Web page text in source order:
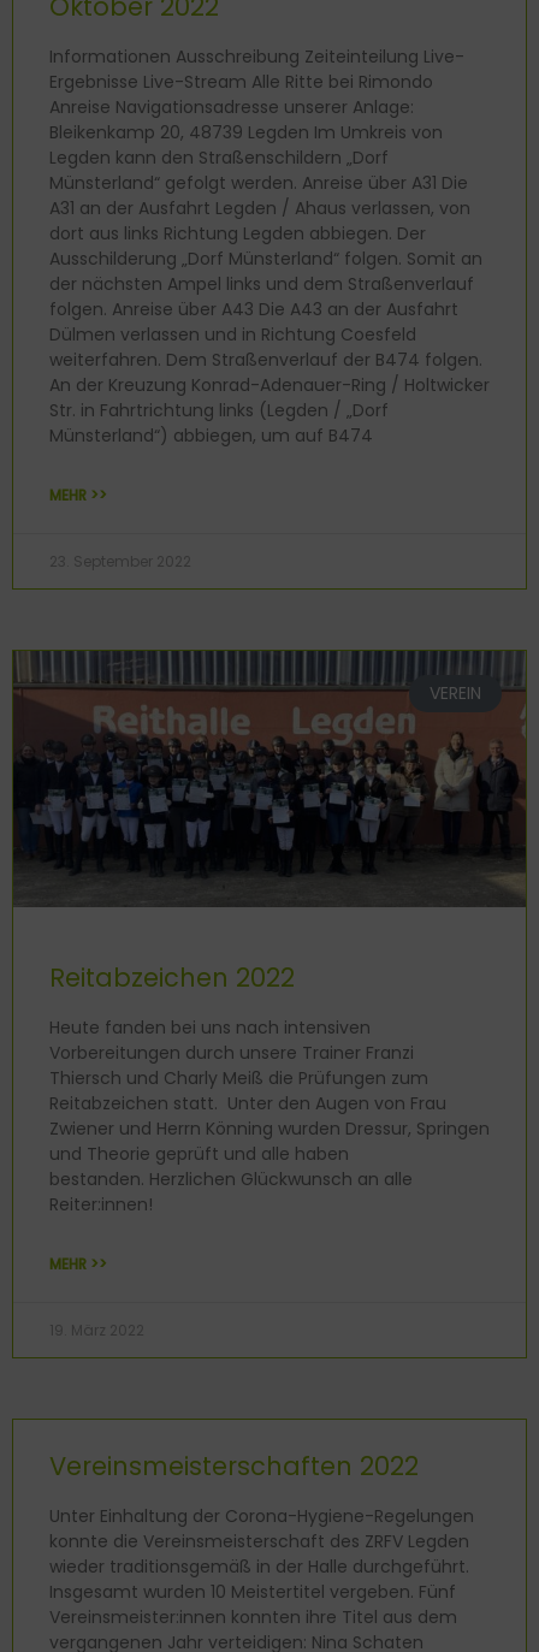
Informationen Ausschreibung Zeiteinteilung Live-
Ergebnisse Live-Stream Alle Ritte bei Rimondo
Anreise Navigationsadresse unserer Anlage:
Bleikenkamp 20, 48739 Legden Im Umkreis von
Legden kann den Straßenschildern „Dorf
Münsterland“ gefolgt werden. Anreise über A31 Die
A31 an der Ausfahrt Legden / Ahaus verlassen, von
dort aus links Richtung Legden abbiegen. Der
Ausschilderung „Dorf Münsterland“ folgen. Somit an
der nächsten Ampel links und dem Straßenverlauf
folgen. Anreise über A43 Die A43 an der Ausfahrt
Dülmen verlassen und in Richtung Coesfeld
weiterfahren. Dem Straßenverlauf der B474 folgen.
An der Kreuzung Konrad-Adenauer-Ring / Holtwicker
Str. in Fahrtrichtung links (Legden / „Dorf
Münsterland“) abbiegen, um auf B474
MEHR >>
23. September 2022
VEREIN
Reitabzeichen 2022
Heute fanden bei uns nach intensiven
Vorbereitungen durch unsere Trainer Franzi
Thiersch und Charly Meiß die Prüfungen zum
Reitabzeichen statt. Unter den Augen von Frau
Zwiener und Herrn Könning wurden Dressur, Springen
und Theorie geprüft und alle haben
bestanden. Herzlichen Glückwunsch an alle
Reiter:innen!
MEHR >>
19. März 2022
Vereinsmeisterschaften 2022
Unter Einhaltung der Corona-Hygiene-Regelungen
konnte die Vereinsmeisterschaft des ZRFV Legden
wieder traditionsgemäß in der Halle durchgeführt.
Insgesamt wurden 10 Meistertitel vergeben. Fünf
Vereinsmeister:innen konnten ihre Titel aus dem
vergangenen Jahr verteidigen: Nina Schaten